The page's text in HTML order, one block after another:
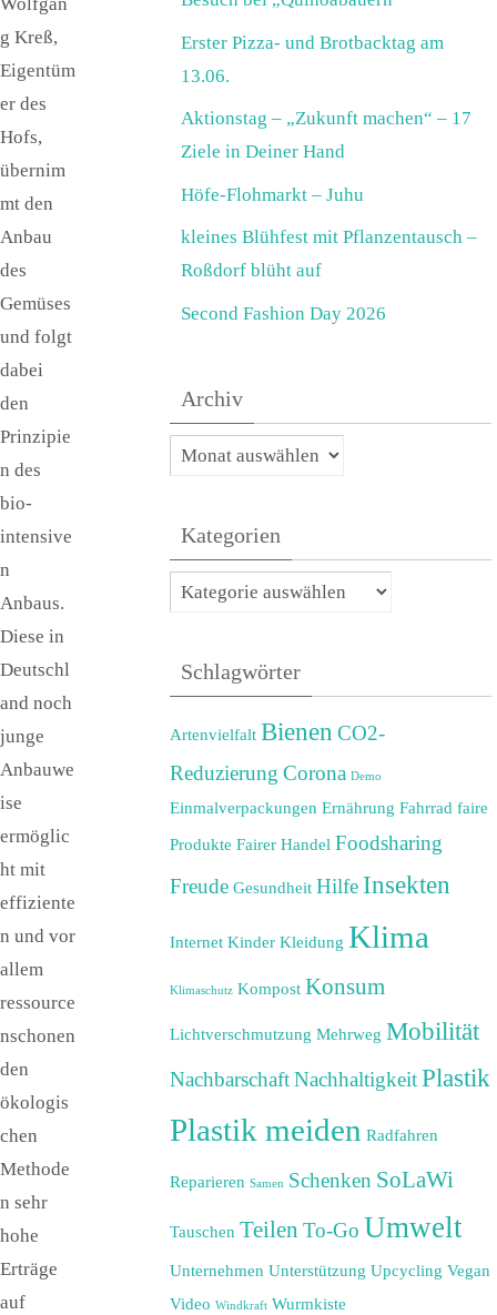
g Kreß,
Eigentüm
er des
Hofs,
übernim
mt den
Anbau
des
Gemüses
und folgt
dabei
den
Prinzipie
n des
bio-
intensive
n
Anbaus.
Diese in
Deutschl
and noch
junge
Anbauwe
ise
ermöglic
ht mit
effiziente
n und vor
allem
ressource
nschonen
den
ökologis
chen
Methode
n sehr
hohe
Erträge
auf
Erster Pizza- und Brotbacktag am
13.06.
Aktionstag – „Zukunft machen“ – 17
Ziele in Deiner Hand
Höfe-Flohmarkt – Juhu
kleines Blühfest mit Pflanzentausch –
Roßdorf blüht auf
Second Fashion Day 2026
Archiv
Archiv
Kategorien
Kategorien
Schlagwörter
Artenvielfalt Bienen CO2-
Reduzierung Corona Demo
Einmalverpackungen Ernährung Fahrrad faire
Produkte Fairer Handel Foodsharing
Freude Gesundheit Hilfe Insekten
Internet Kinder Kleidung Klima
Klimaschutz Kompost Konsum
Lichtverschmutzung Mehrweg Mobilität
NachbarschaftNachhaltigkeitPlastik
Plastik meiden Radfahren
Reparieren Samen Schenken SoLaWi
Tauschen Teilen To-Go Umwelt
Unternehmen Unterstützung Upcycling Vegan
Video Windkraft Wurmkiste